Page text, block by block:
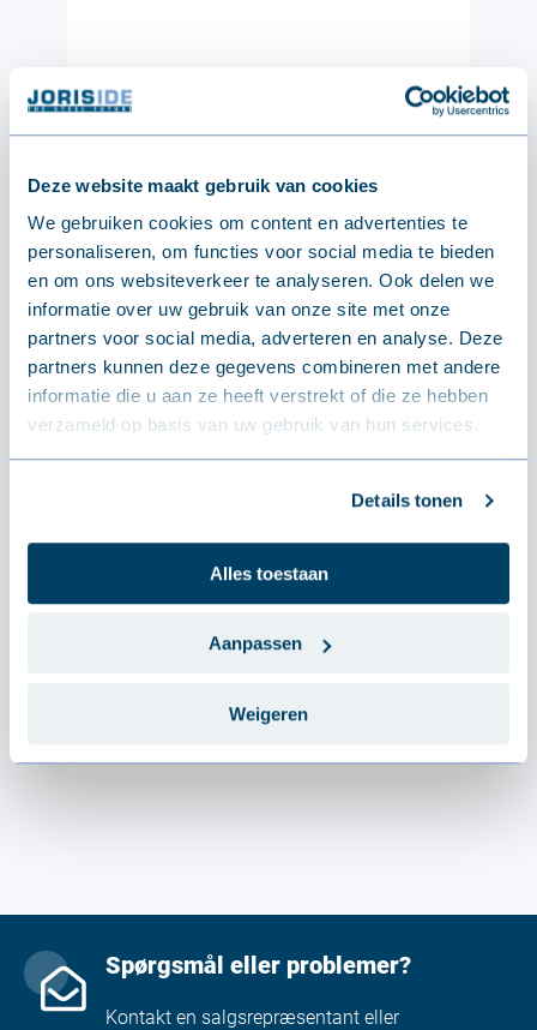
Deze website maakt gebruik van cookies
We gebruiken cookies om content en advertenties te
personaliseren, om functies voor social media te bieden
en om ons websiteverkeer te analyseren. Ook delen we
informatie over uw gebruik van onze site met onze
partners voor social media, adverteren en analyse. Deze
partners kunnen deze gegevens combineren met andere
informatie die u aan ze heeft verstrekt of die ze hebben
verzameld op basis van uw gebruik van hun services.
Details tonen
Alles toestaan
Aanpassen
Weigeren
Spørgsmål eller problemer?
Kontakt en salgsrepræsentant eller